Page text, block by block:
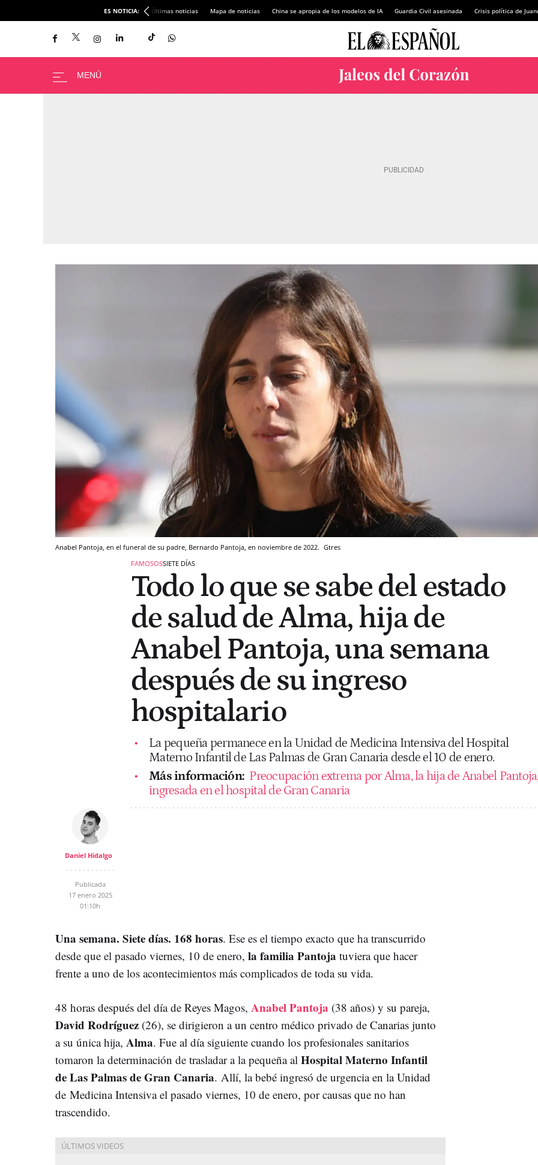
ES NOTICIA: Últimas noticias Mapa de noticias China se apropia de los modelos de IA Guardia Civil asesinada Crisis política de
Anabel Pantoja, en el funeral de su padre, Bernardo Pantoja, en noviembre de 2022. Gtres
FAMOSOSSIETE DÍAS
Todo lo que se sabe del estado
de salud de Alma, hija de
Anabel Pantoja, una semana
después de su ingreso
hospitalario
La pequeña permanece en la Unidad de Medicina Intensiva del Hospital
Materno Infantil de Las Palmas de Gran Canaria desde el 10 de enero.
Más información: Preocupación extrema por Alma, la hija de Anabel
ingresada en el hospital de Gran Canaria
Daniel Hidalgo
Publicada
17 enero 2025
01:10h
Una semana. Siete días. 168 horas. Ese es el tiempo exacto que ha transcurrido
desde que el pasado viernes, 10 de enero, la familia Pantoja tuviera que hacer
frente a uno de los acontecimientos más complicados de toda su vida.
48 horas después del día de Reyes Magos, Anabel Pantoja (38 años) y su pareja,
David Rodríguez (26), se dirigieron a un centro médico privado de Canarias junto
a su única hija, Alma. Fue al día siguiente cuando los profesionales sanitarios
tomaron la determinación de trasladar a la pequeña al Hospital Materno Infantil
de Las Palmas de Gran Canaria. Allí, la bebé ingresó de urgencia en la Unidad
de Medicina Intensiva el pasado viernes, 10 de enero, por causas que no han
trascendido.